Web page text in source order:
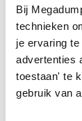
Bij
technieken
je ervaring
advertenties
toestaan' te
gebruik van